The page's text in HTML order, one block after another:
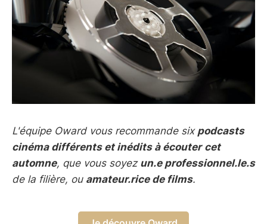
L'équipe Oward vous recommande six podcasts
cinéma différents et inédits à écouter cet
automne, que vous soyez un.e professionnel.le.s
de la filière, ou amateur.rice de films.